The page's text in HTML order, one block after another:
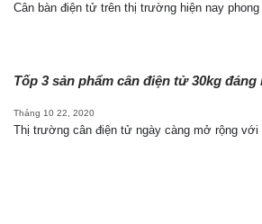
Cân bàn điện tử trên thị trường hiện nay
Tốp 3 sản phẩm cân điện tử 30kg đáng
Tháng 10 22, 2020
Thị trường cân điện tử ngày càng mở rộng